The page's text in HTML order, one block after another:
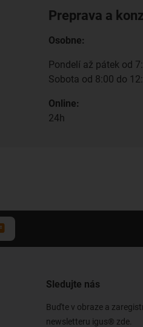
Preprava a
Osobne:
Pondelí až pátek od
Sobota od 8:00 do
Online:
24h
Sledujte nás
Buďte v obraze a
newsletteru igus® zde.